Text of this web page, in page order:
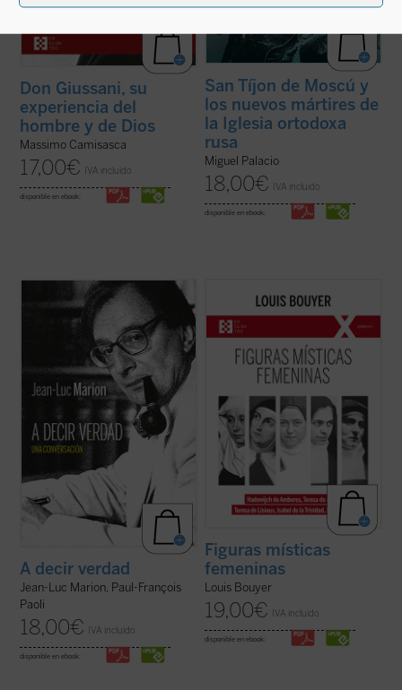
Don Giussani, su
experiencia del
hombre y de Dios
Massimo Camisasca
17,00€ IVA incluido
disponible en ebook:
San Tíjon de Moscú y
los nuevos mártires de
la Iglesia ortodoxa
rusa
Miguel Palacio
18,00€ IVA incluido
disponible en ebook:
¿Hacia dónde va el mundo? ¿Cuál es el
estado de la Iglesia? ¿Qué futuro tiene
Europa? Estas son algunas de las
preguntas formuladas por el periodista
especializado en el mundo de la cultura
Paul-François Paoli a las que Jean-Luc
(ver ficha)
A decir verdad
Jean-Luc Marion, Paul-François
Paoli
18,00€ IVA incluido
disponible en ebook:
Desde Hadewijch de Amberes hasta Edith
Stein, pasando por Teresa de Ávila, Teresa
del Niño Jesús e Isabel de la Trinidad: cinco
místicas, cinco personalidades
excepcionales, que impulsan un
renacimiento interior necesario para la
Iglesia tanto ...(ver ficha)
Figuras místicas
femeninas
Louis Bouyer
19,00€ IVA incluido
disponible en ebook: